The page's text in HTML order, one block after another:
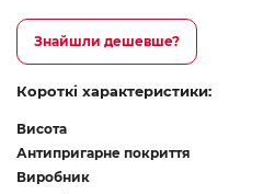
Знайшли дешевше?
Короткі характеристики:
Висота
Антипригарне покриття
Виробник